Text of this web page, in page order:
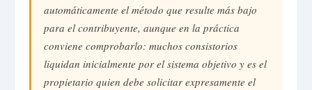
automáticamente el método que resulte más bajo
para el contribuyente, aunque en la práctica
conviene comprobarlo: muchos consistorios
liquidan inicialmente por el sistema objetivo y es el
propietario quien debe solicitar expresamente el